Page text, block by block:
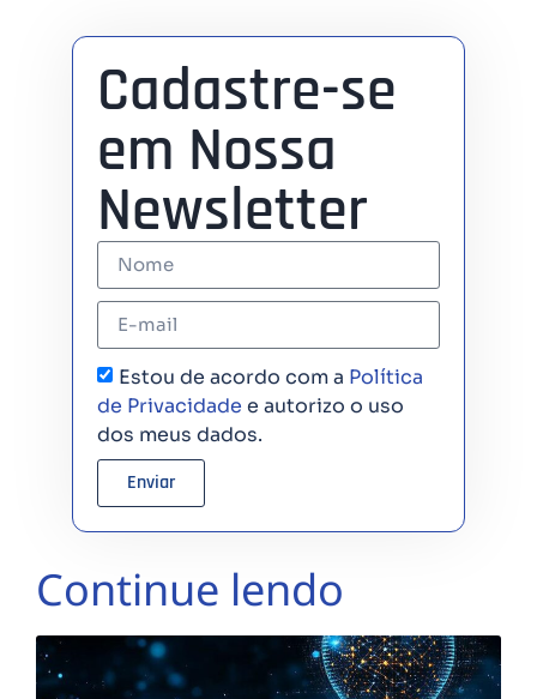
Cadastre-se
em Nossa
Newsletter
Estou de acordo com a Política
de Privacidade e autorizo o uso
dos meus dados.
Enviar
Continue lendo